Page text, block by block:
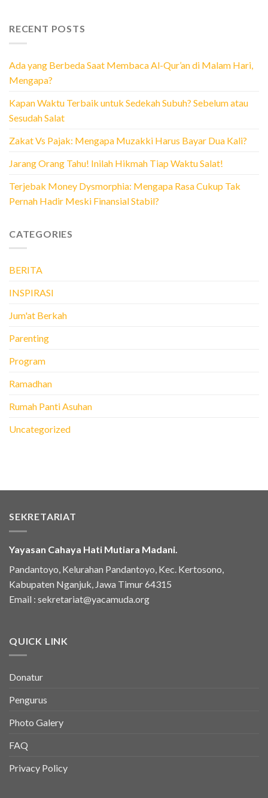
RECENT POSTS
Ada yang Berbeda Saat Membaca Al-Qur’an di Malam Hari,
Mengapa?
Kapan Waktu Terbaik untuk Sedekah Subuh? Sebelum atau
Sesudah Salat
Zakat Vs Pajak: Mengapa Muzakki Harus Bayar Dua Kali?
Jarang Orang Tahu! Inilah Hikmah Tiap Waktu Salat!
Terjebak Money Dysmorphia: Mengapa Rasa Cukup Tak
Pernah Hadir Meski Finansial Stabil?
CATEGORIES
BERITA
INSPIRASI
Jum'at Berkah
Parenting
Program
Ramadhan
Rumah Panti Asuhan
Uncategorized
SEKRETARIAT
Yayasan Cahaya Hati Mutiara Madani.
Pandantoyo, Kelurahan Pandantoyo, Kec. Kertosono,
Kabupaten Nganjuk, Jawa Timur 64315
Email : sekretariat@yacamuda.org
QUICK LINK
Donatur
Pengurus
Photo Galery
FAQ
Privacy Policy